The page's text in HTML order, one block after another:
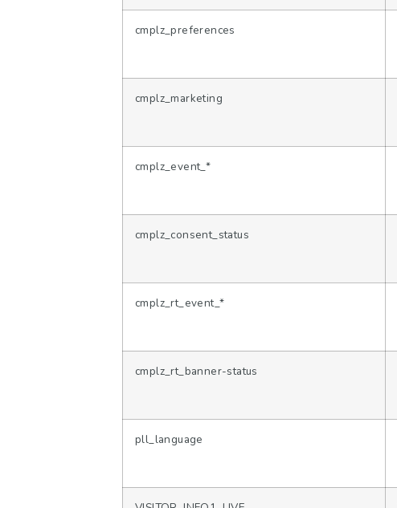
cmplz_preferences
cmplz_marketing
cmplz_event_*
cmplz_consent_status
cmplz_rt_event_*
cmplz_rt_banner-status
pll_language